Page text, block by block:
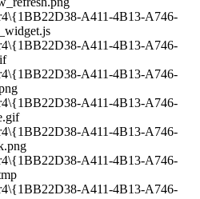
A411-4B13-A746-
A411-4B13-A746-
A411-4B13-A746-
A411-4B13-A746-
A411-4B13-A746-
A411-4B13-A746-
A411-4B13-A746-